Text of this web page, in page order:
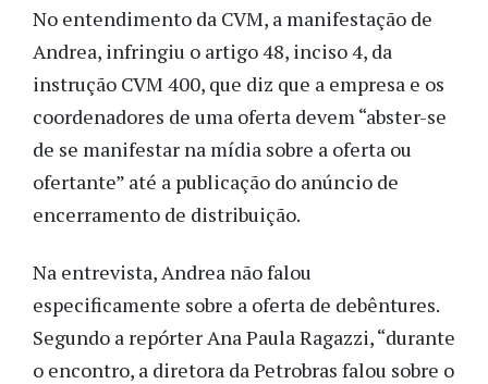
No entendimento da CVM, a manifestação de
Andrea, infringiu o artigo 48, inciso 4, da
instrução CVM 400, que diz que a empresa e os
coordenadores de uma oferta devem “abster-se
de se manifestar na mídia sobre a oferta ou
ofertante” até a publicação do anúncio de
encerramento de distribuição.
Na entrevista, Andrea não falou
especificamente sobre a oferta de debêntures.
Segundo a repórter Ana Paula Ragazzi, “durante
o encontro, a diretora da Petrobras falou sobre o